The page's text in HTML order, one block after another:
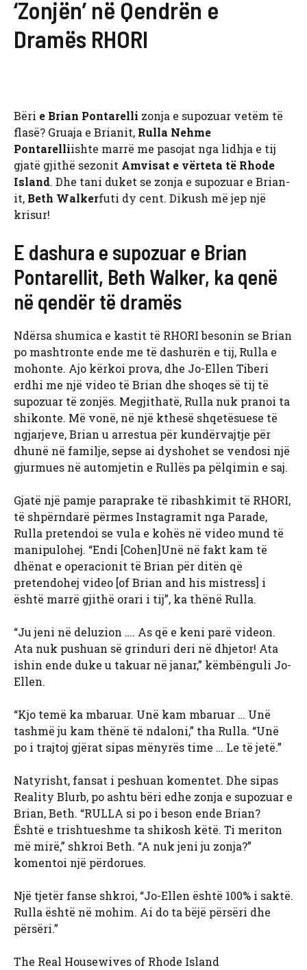
‘Zonjën’ në Qendrën e
Dramës RHORI
Bëri e Brian Pontarelli zonja e supozuar vetëm të
flasë? Gruaja e Brianit, Rulla Nehme
Pontarelliishte marrë me pasojat nga lidhja e tij
gjatë gjithë sezonit Amvisat e vërteta të Rhode
Island. Dhe tani duket se zonja e supozuar e Brian-
it, Beth Walkerfuti dy cent. Dikush më jep një
krisur!
E dashura e supozuar e Brian
Pontarellit, Beth Walker, ka qenë
në qendër të dramës
Ndërsa shumica e kastit të RHORI besonin se Brian
po mashtronte ende me të dashurën e tij, Rulla e
mohonte. Ajo kërkoi prova, dhe Jo-Ellen Tiberi
erdhi me një video të Brian dhe shoqes së tij të
supozuar të zonjës. Megjithatë, Rulla nuk pranoi ta
shikonte. Më vonë, në një kthesë shqetësuese të
ngjarjeve, Brian u arrestua për kundërvajtje për
dhunë në familje, sepse ai dyshohet se vendosi një
gjurmues në automjetin e Rullës pa pëlqimin e saj.
Gjatë një pamje paraprake të ribashkimit të RHORI,
të shpërndarë përmes Instagramit nga Parade,
Rulla pretendoi se vula e kohës në video mund të
manipulohej. “Endi [Cohen]Unë në fakt kam të
dhënat e operacionit të Brian për ditën që
pretendohej video [of Brian and his mistress] i
është marrë gjithë orari i tij”, ka thënë Rulla.
“Ju jeni në deluzion …. As që e keni parë videon.
Ata nuk pushuan së grinduri deri në dhjetor! Ata
ishin ende duke u takuar në janar,” këmbënguli Jo-
Ellen.
“Kjo temë ka mbaruar. Unë kam mbaruar … Unë
tashmë ju kam thënë të ndaloni,” tha Rulla. “Unë
po i trajtoj gjërat sipas mënyrës time … Le të jetë.”
Natyrisht, fansat i peshuan komentet. Dhe sipas
Reality Blurb, po ashtu bëri edhe zonja e supozuar e
Brian, Beth. “RULLA si po i beson ende Brian?
Është e trishtueshme ta shikosh këtë. Ti meriton
më mirë,” shkroi Beth. “A nuk jeni ju zonja?”
komentoi një përdorues.
Një tjetër fanse shkroi, “Jo-Ellen është 100% i saktë.
Rulla është në mohim. Ai do ta bëjë përsëri dhe
përsëri.”
The Real Housewives of Rhode Island